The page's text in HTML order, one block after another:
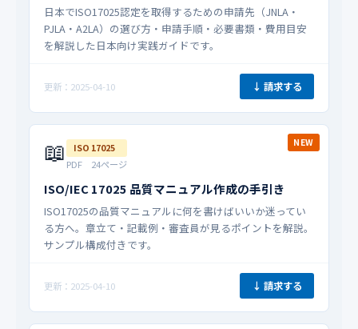
日本でISO17025認定を取得するための申請先（JNLA・
PJLA・A2LA）の選び方・申請手順・必要書類・費用目安
を解説した日本向け実践ガイドです。
更新：2025-04-10 ↓ 請求する
NEW
📖 ISO 17025
PDF 24ページ
ISO/IEC 17025 品質マニュアル作成の手引き
ISO17025の品質マニュアルに何を書けばいいか迷ってい
る方へ。章立て・記載例・審査員が見るポイントを解説。
サンプル構成付きです。
更新：2025-04-10 ↓ 請求する